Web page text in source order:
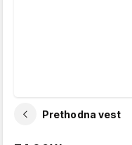
Prethodna vest